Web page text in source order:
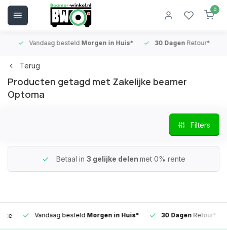
0
Vandaag besteldMorgen in Huis* 30 DagenRetour*
Terug
Producten getagd met Zakelijke beamer
Optoma
Filters
Betaal in 3 gelijke delen met 0% rente
Vandaag besteldMorgen in Huis* 30 DagenRetour*